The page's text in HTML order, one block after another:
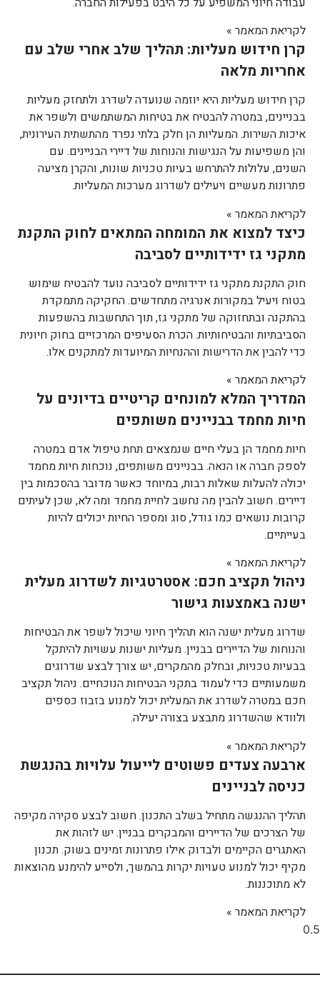
לקריאת המאמר »
קרן חידוש מעליות: תהליך שלב אחרי שלב עם
אחריות מלאה
קרן חידוש מעליות היא יוזמה שנועדה לשדרג ולתחזק מעליות
בבניינים, במטרה להבטיח את בטיחות המשתמשים ולשפר את
איכות השירות. המעליות הן חלק בלתי נפרד מהתשתית העירונית,
והן משפיעות על הנגישות והנוחות של דיירי הבניינים. עם
השנים, עלולות להתרחש בעיות טכניות שונות, והקרן מציעה
פתרונות מעשיים ויעילים לשדרוג מערכות המעליות.
לקריאת המאמר »
כיצד למצוא את המומחה המתאים לחוק התקנת
מתקני גז ידידותיים לסביבה
חוק התקנת מתקני גז ידידותיים לסביבה נועד להבטיח שימוש
בטוח ויעיל במקורות אנרגיה מתחדשים. החקיקה מתמקדת
בהתקנה ובתחזוקה של מתקני גז, תוך התחשבות בהשפעות
הסביבתיות והבטיחותיות. הכרת הסעיפים המרכזיים בחוק חיונית
כדי להבין את הדרישות וההנחיות המיועדות למתקנים אלו.
לקריאת המאמר »
המדריך המלא למונחים קריטיים בדיונים על
חיות מחמד בבניינים משותפים
חיות מחמד הן בעלי חיים שנמצאים תחת טיפול אדם במטרה
לספק חברה או הנאה. בבניינים משותפים, נוכחות חיות מחמד
יכולה להעלות שאלות רבות, במיוחד כאשר מדובר בהסכמות בין
דיירים. חשוב להבין מה נחשב לחיית מחמד ומה לא, שכן לעיתים
קרובות נושאים כמו גודל, סוג ומספר החיות יכולים להיות
בעייתיים.
לקריאת המאמר »
ניהול תקציב חכם: אסטרטגיות לשדרוג מעלית
ישנה באמצעות גישור
שדרוג מעלית ישנה הוא תהליך חיוני שיכול לשפר את הבטיחות
והנוחות של הדיירים בבניין. מעליות ישנות עשויות להיתקל
בבעיות טכניות, ובחלק מהמקרים, יש צורך לבצע שדרוגים
משמעותיים כדי לעמוד בתקני הבטיחות הנוכחיים. ניהול תקציב
חכם במטרה לשדרג את המעלית יכול למנוע בזבוז כספים
ולוודא שהשדרוג מתבצע בצורה יעילה.
לקריאת המאמר »
ארבעה צעדים פשוטים לייעול עלויות בהנגשת
כניסה לבניינים
תהליך ההנגשה מתחיל בשלב התכנון. חשוב לבצע סקירה מקיפה
של הצרכים של הדיירים והמבקרים בבניין. יש לזהות את
האתגרים הקיימים ולבדוק אילו פתרונות זמינים בשוק. תכנון
מקיף יכול למנוע טעויות יקרות בהמשך, ולסייע להימנע מהוצאות
לא מתוכננות.
לקריאת המאמר »